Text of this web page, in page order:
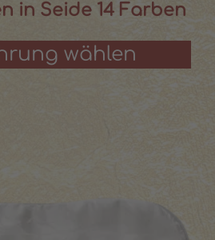
in Seide 14 Farben
wählen